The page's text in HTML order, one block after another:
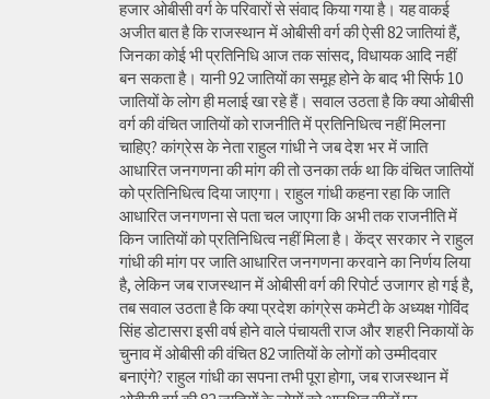
हजार ओबीसी वर्ग के परिवारों से संवाद किया गया है। यह वाकई
अजीत बात है कि राजस्थान में ओबीसी वर्ग की ऐसी 82 जातियां हैं,
जिनका कोई भी प्रतिनिधि आज तक सांसद, विधायक आदि नहीं
बन सकता है। यानी 92 जातियों का समूह होने के बाद भी सिर्फ 10
जातियों के लोग ही मलाई खा रहे हैं। सवाल उठता है कि क्या ओबीसी
वर्ग की वंचित जातियों को राजनीति में प्रतिनिधित्व नहीं मिलना
चाहिए? कांग्रेस के नेता राहुल गांधी ने जब देश भर में जाति
आधारित जनगणना की मांग की तो उनका तर्क था कि वंचित जातियों
को प्रतिनिधित्व दिया जाएगा। राहुल गांधी कहना रहा कि जाति
आधारित जनगणना से पता चल जाएगा कि अभी तक राजनीति में
किन जातियों को प्रतिनिधित्व नहीं मिला है। केंद्र सरकार ने राहुल
गांधी की मांग पर जाति आधारित जनगणना करवाने का निर्णय लिया
है, लेकिन जब राजस्थान में ओबीसी वर्ग की रिपोर्ट उजागर हो गई है,
तब सवाल उठता है कि क्या प्रदेश कांग्रेस कमेटी के अध्यक्ष गोविंद
सिंह डोटासरा इसी वर्ष होने वाले पंचायती राज और शहरी निकायों के
चुनाव में ओबीसी की वंचित 82 जातियों के लोगों को उम्मीदवार
बनाएंगे? राहुल गांधी का सपना तभी पूरा होगा, जब राजस्थान में